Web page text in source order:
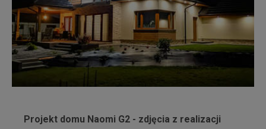
Projekt domu Naomi G2 - zdjęcia z realizacji